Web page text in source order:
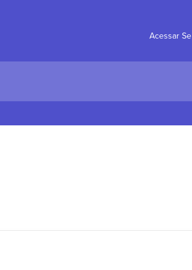
Acessar